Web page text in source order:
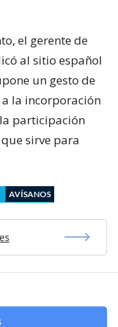
el gerente de
al sitio español
un gesto de
la incorporación
participación
sirve para
AVÍSANOS